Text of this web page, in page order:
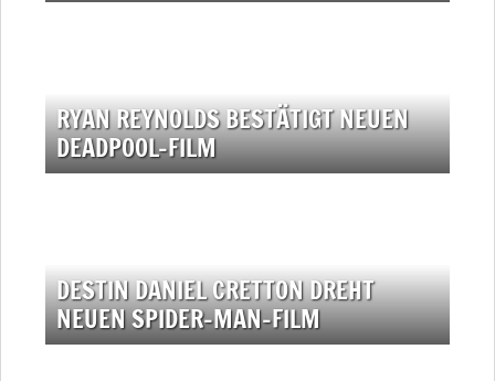
RYAN REYNOLDS BESTÄTIGT NEUEN
DEADPOOL-FILM
DESTIN DANIEL CRETTON DREHT
NEUEN SPIDER-MAN-FILM